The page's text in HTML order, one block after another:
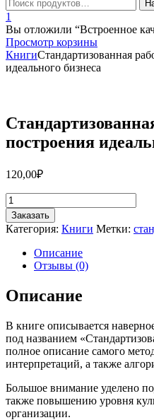
1
Вы отложили “Встроенное
Просмотр корзины
КнигиСтандартизованная
идеального бизнеса
построения
120,00₽
Количество
товара
Стандартизованная
работа.
Метод
построения
идеального
бизнеса
Заказать
Категория: Книги Метки:
Описание
Отзывы (0)
Описание
В книге описывается
под названием
полное описание самого
интерпретаций, а также
Большое внимание уделено
также повышению уровня
организации.